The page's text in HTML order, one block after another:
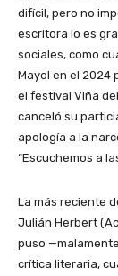
difícil, pero no
escritora lo es
sociales, como
Mayol en el 2024
el festival Viña
canceló su
apología a la
“Escuchemos a
La más reciente
Julián Herbert
puso
crítica literaria,